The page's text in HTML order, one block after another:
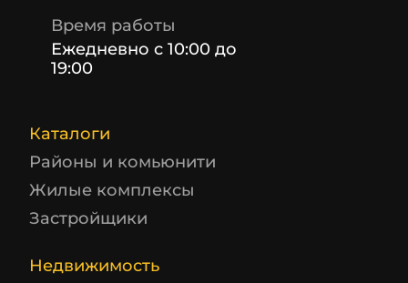
Время работы
Ежедневно с 10:00 до
19:00
Каталоги
Районы и комьюнити
Жилые комплексы
Застройщики
Недвижимость